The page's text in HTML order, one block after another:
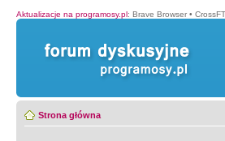
Aktualizacje na programosy.pl: Brave Browser •
Strona główna